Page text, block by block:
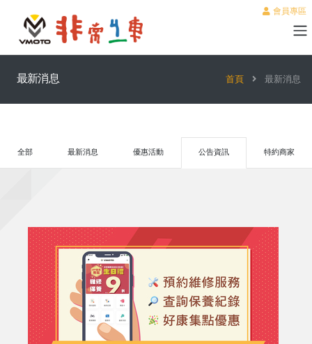
會員專區
最新消息 首頁 最新消息
全部 最新消息 優惠活動 公告資訊 特約商家